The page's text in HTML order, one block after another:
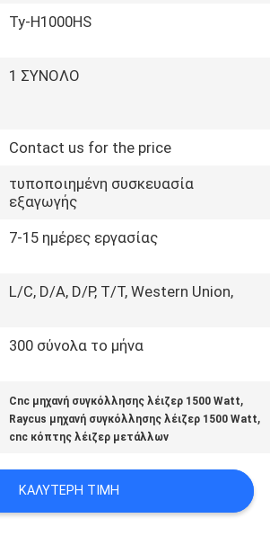
Ty-H1000HS
1 ΣΥΝΟΛΟ
Contact us for the price
τυποποιημένη συσκευασία
εξαγωγής
7-15 ημέρες εργασίας
L/C, D/A, D/P, T/T, Western Union,
300 σύνολα το μήνα
Cnc μηχανή συγκόλλησης λέιζερ 1500 Watt,
Raycus μηχανή συγκόλλησης λέιζερ 1500 Watt,
cnc κόπτης λέιζερ μετάλλων
ΚΑΛΎΤΕΡΗ ΤΙΜΉ